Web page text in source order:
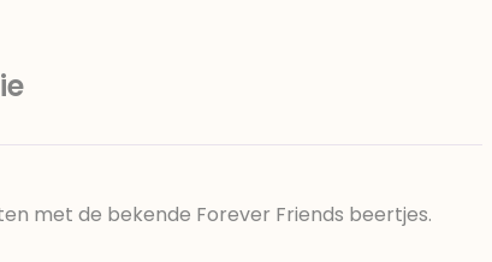
met de bekende Forever Friends beertjes.